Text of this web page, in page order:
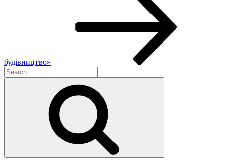
будівництво»
Search
for: